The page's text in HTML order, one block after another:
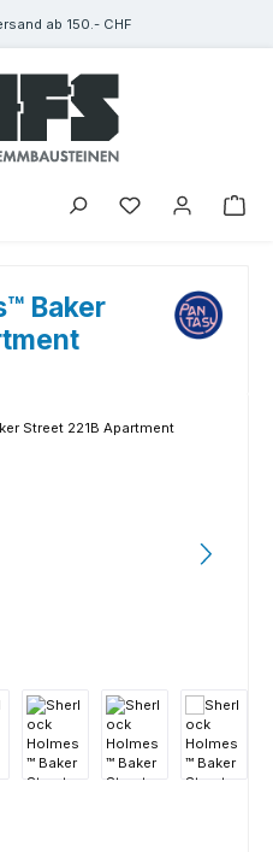
ab 150.- CHF
Du hast 0
Baker